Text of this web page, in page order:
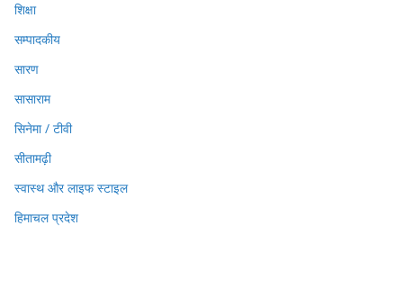
शिक्षा
सम्पादकीय
सारण
सासाराम
सिनेमा / टीवी
सीतामढ़ी
स्वास्थ और लाइफ स्टाइल
हिमाचल प्रदेश